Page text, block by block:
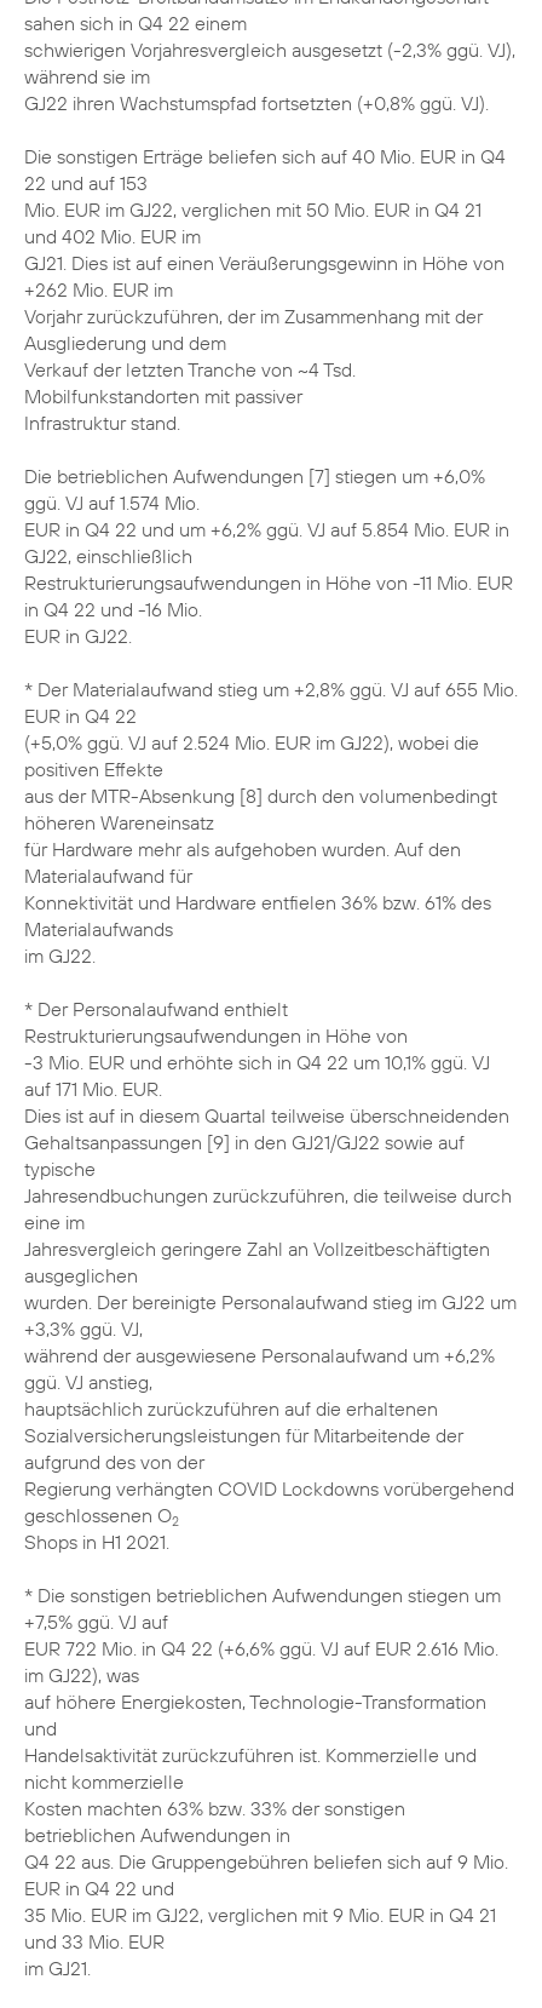
sahen sich in Q4 22 einem
schwierigen Vorjahresvergleich ausgesetzt (-2,3% ggü. VJ),
während sie im
GJ22 ihren Wachstumspfad fortsetzten (+0,8% ggü. VJ).
Die sonstigen Erträge beliefen sich auf 40 Mio. EUR in Q4
22 und auf 153
Mio. EUR im GJ22, verglichen mit 50 Mio. EUR in Q4 21
und 402 Mio. EUR im
GJ21. Dies ist auf einen Veräußerungsgewinn in Höhe von
+262 Mio. EUR im
Vorjahr zurückzuführen, der im Zusammenhang mit der
Ausgliederung und dem
Verkauf der letzten Tranche von ~4 Tsd.
Mobilfunkstandorten mit passiver
Infrastruktur stand.
Die betrieblichen Aufwendungen [7] stiegen um +6,0%
ggü. VJ auf 1.574 Mio.
EUR in Q4 22 und um +6,2% ggü. VJ auf 5.854 Mio. EUR in
GJ22, einschließlich
Restrukturierungsaufwendungen in Höhe von -11 Mio. EUR
in Q4 22 und -16 Mio.
EUR in GJ22.
* Der Materialaufwand stieg um +2,8% ggü. VJ auf 655 Mio.
EUR in Q4 22
(+5,0% ggü. VJ auf 2.524 Mio. EUR im GJ22), wobei die
positiven Effekte
aus der MTR-Absenkung [8] durch den volumenbedingt
höheren Wareneinsatz
für Hardware mehr als aufgehoben wurden. Auf den
Materialaufwand für
Konnektivität und Hardware entfielen 36% bzw. 61% des
Materialaufwands
im GJ22.
* Der Personalaufwand enthielt
Restrukturierungsaufwendungen in Höhe von
-3 Mio. EUR und erhöhte sich in Q4 22 um 10,1% ggü. VJ
auf 171 Mio. EUR.
Dies ist auf in diesem Quartal teilweise überschneidenden
Gehaltsanpassungen [9] in den GJ21/GJ22 sowie auf
typische
Jahresendbuchungen zurückzuführen, die teilweise durch
eine im
Jahresvergleich geringere Zahl an Vollzeitbeschäftigten
ausgeglichen
wurden. Der bereinigte Personalaufwand stieg im GJ22 um
+3,3% ggü. VJ,
während der ausgewiesene Personalaufwand um +6,2%
ggü. VJ anstieg,
hauptsächlich zurückzuführen auf die erhaltenen
Sozialversicherungsleistungen für Mitarbeitende der
aufgrund des von der
Regierung verhängten COVID Lockdowns vorübergehend
geschlossenen O2
Shops in H1 2021.
* Die sonstigen betrieblichen Aufwendungen stiegen um
+7,5% ggü. VJ auf
EUR 722 Mio. in Q4 22 (+6,6% ggü. VJ auf EUR 2.616 Mio.
im GJ22), was
auf höhere Energiekosten, Technologie-Transformation
und
Handelsaktivität zurückzuführen ist. Kommerzielle und
nicht kommerzielle
Kosten machten 63% bzw. 33% der sonstigen
betrieblichen Aufwendungen in
Q4 22 aus. Die Gruppengebühren beliefen sich auf 9 Mio.
EUR in Q4 22 und
35 Mio. EUR im GJ22, verglichen mit 9 Mio. EUR in Q4 21
und 33 Mio. EUR
im GJ21.